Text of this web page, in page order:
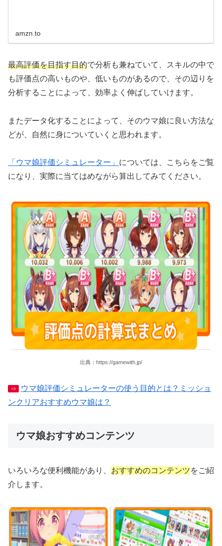
amzn.to
最高評価を目指す目的で分析も兼ねていて、スキルの中で
も評価点の高いものや、低いものがあるので、その辺りを
分析することによって、効率よく伸ばしていけます。
またデータ化することによって、そのウマ娘に良い方法な
どが、自然に身についていくと思われます。
「ウマ娘評価シミュレーター」 については、こちらをご覧
になり、実際に当てはめながら算出してみてください。
出典：https://gamewith.jp/
⇒
ウマ娘評価シミュレーターの使う目的とは？ミッショ
ンクリアおすすめウマ娘は？
ウマ娘おすすめコンテンツ
いろいろな便利機能があり、 おすすめのコンテンツをご紹
介します。